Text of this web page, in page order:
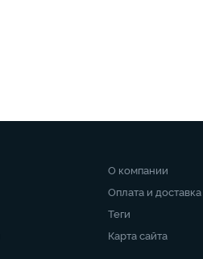
О компании
Оплата и доставка
Теги
Карта сайта